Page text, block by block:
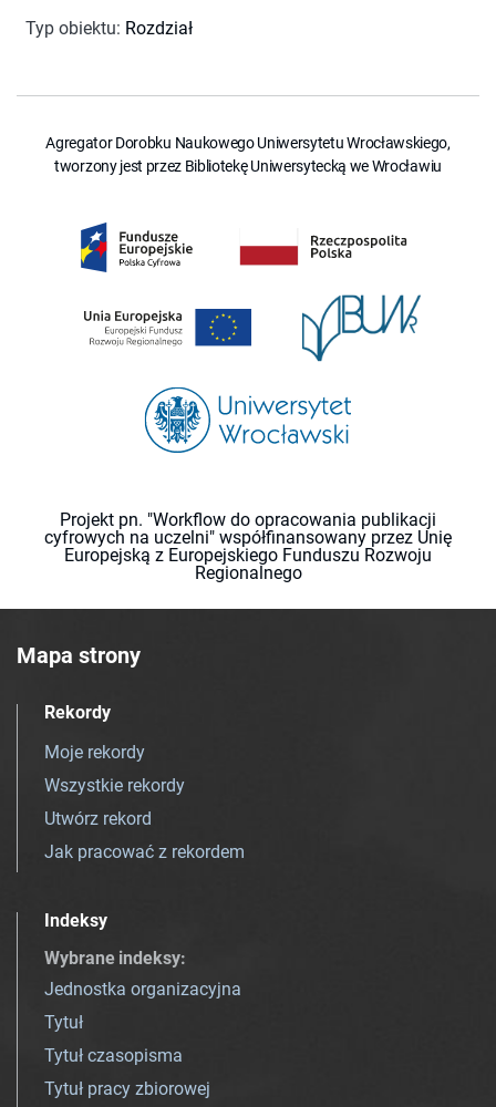
Typ obiektu: Rozdział
Agregator Dorobku Naukowego Uniwersytetu Wrocławskiego,
tworzony jest przez Bibliotekę Uniwersytecką we Wrocławiu
Projekt pn. "Workflow do opracowania publikacji
cyfrowych na uczelni" współfinansowany przez Unię
Europejską z Europejskiego Funduszu Rozwoju
Regionalnego
Mapa strony
Rekordy
Moje rekordy
Wszystkie rekordy
Utwórz rekord
Jak pracować z rekordem
Indeksy
Wybrane indeksy:
Jednostka organizacyjna
Tytuł
Tytuł czasopisma
Tytuł pracy zbiorowej